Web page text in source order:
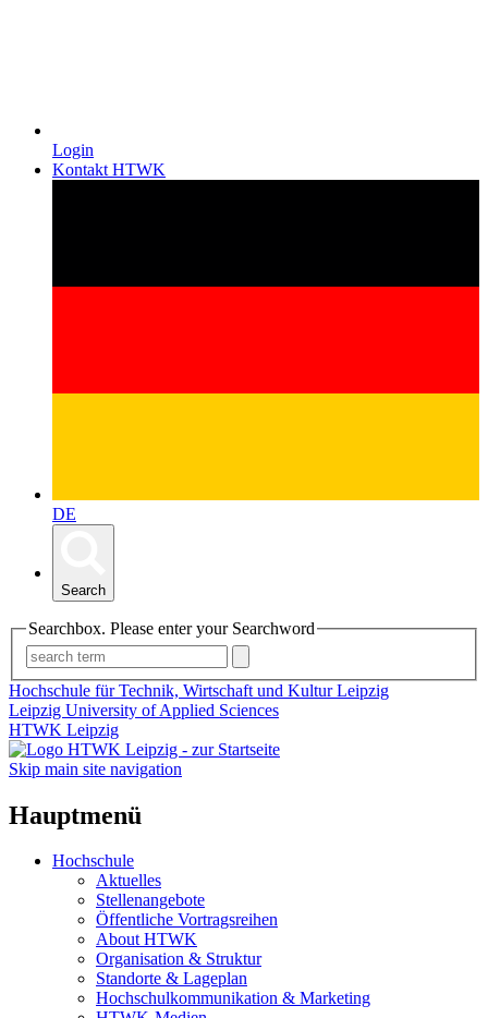
Login
Kontakt HTWK
DE
Search
Searchbox. Please enter your Searchword
Hochschule für Technik, Wirtschaft und Kultur Leipzig
Leipzig University of Applied Sciences
HTWK Leipzig
Skip main site navigation
Hauptmenü
Hochschule
Aktuelles
Stellenangebote
Öffentliche Vortragsreihen
About HTWK
Organisation & Struktur
Standorte & Lageplan
Hochschulkommunikation & Marketing